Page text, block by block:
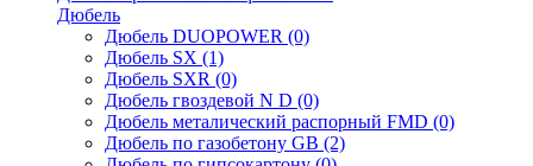
Дюбель
Дюбель DUOPOWER (0)
Дюбель SX (1)
Дюбель SXR (0)
Дюбель гвоздевой N D (0)
Дюбель металический распорный FMD (0)
Дюбель по газобетону GB (2)